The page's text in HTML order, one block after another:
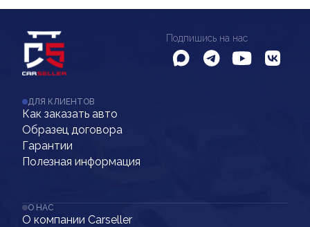
Подпишись на нас
ДЛЯ КЛИЕНТОВ
Как заказать авто
Образец договора
Гарантии
Полезная информация
О НАС
О компании Carseller